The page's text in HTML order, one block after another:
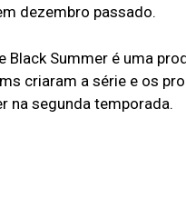
dezembro passado.
Black Summer é uma
criaram a série e os
na segunda temporada.